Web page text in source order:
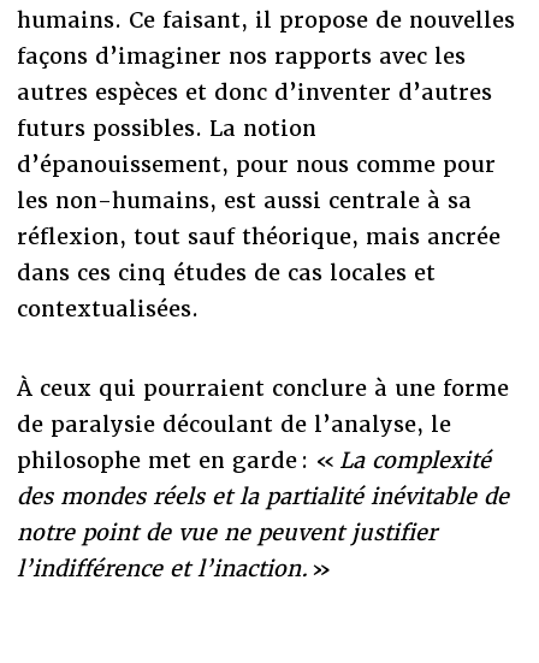
humains. Ce faisant, il propose de nouvelles
façons d’imaginer nos rapports avec les
autres espèces et donc d’inventer d’autres
futurs possibles. La notion
d’épanouissement, pour nous comme pour
les non-humains, est aussi centrale à sa
réflexion, tout sauf théorique, mais ancrée
dans ces cinq études de cas locales et
contextualisées.
À ceux qui pourraient conclure à une forme
de paralysie découlant de l’analyse, le
philosophe met en garde : « La complexité
des mondes réels et la partialité inévitable de
notre point de vue ne peuvent justifier
l’indifférence et l’inaction. »